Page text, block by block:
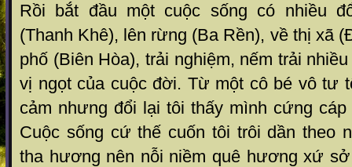
Rồi bắt đầu một cuộc sống có nhiều
(Thanh Khê), lên rừng (Ba Rền), về thị xã
phố (Biên Hòa), trải nghiệm, nếm trải
vị ngọt của cuộc đời. Từ một cô bé vô tư
cảm nhưng đổi lại tôi thấy mình cứng
Cuộc sống cứ thế cuốn tôi trôi dần theo
tha hương nên nỗi niềm quê hương xứ